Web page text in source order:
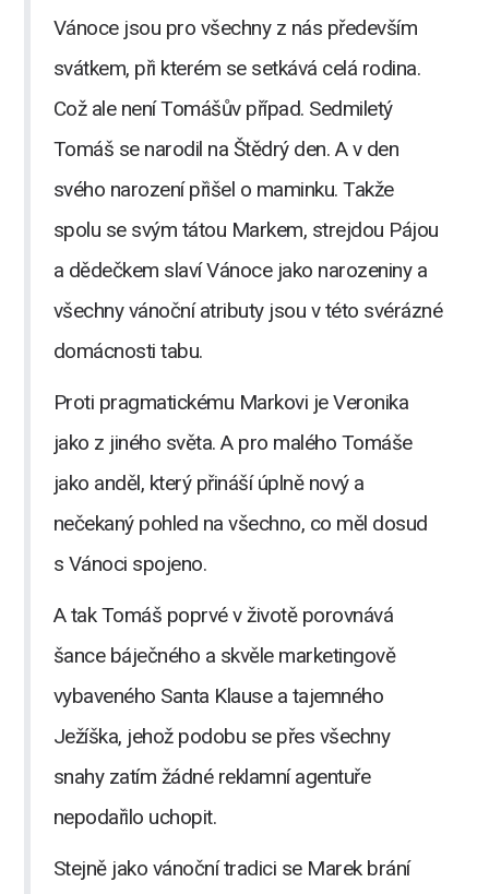
​Vánoce jsou pro všechny z nás především
svátkem, při kterém se setkává celá rodina.
Což ale není Tomášův případ. Sedmiletý
Tomáš se narodil na Štědrý den. A v den
svého narození přišel o maminku. Takže
spolu se svým tátou Markem, strejdou Pájou
a dědečkem slaví Vánoce jako narozeniny a
všechny vánoční atributy jsou v této svérázné
domácnosti tabu.
​Proti pragmatickému Markovi je Veronika
jako z jiného světa. A pro malého Tomáše
jako anděl, který přináší úplně nový a
nečekaný pohled na všechno, co měl dosud
s Vánoci spojeno.
A tak Tomáš poprvé v životě porovnává
šance báječného a skvěle marketingově
vybaveného Santa Klause a tajemného
Ježíška, jehož podobu se přes všechny
snahy zatím žádné reklamní agentuře
nepodařilo uchopit.
​Stejně jako vánoční tradici se Marek brání